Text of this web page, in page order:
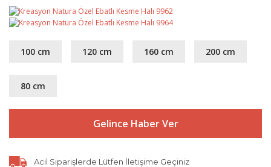
100 cm 120 cm 160 cm 200 cm
80 cm
Gelince Haber Ver
Acil Siparişlerde Lütfen İletişime Geçiniz